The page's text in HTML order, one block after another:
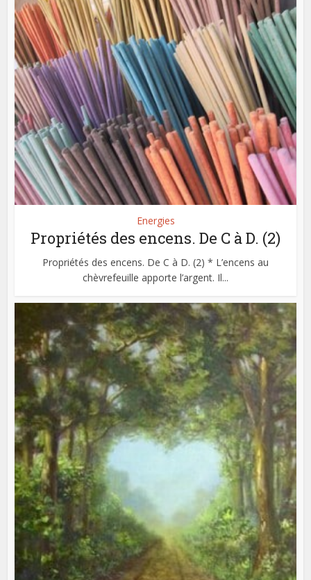
Energies
Propriétés des encens. De C à D. (2)
Propriétés des encens. De C à D. (2) * L’encens au
chèvrefeuille apporte l’argent. Il...